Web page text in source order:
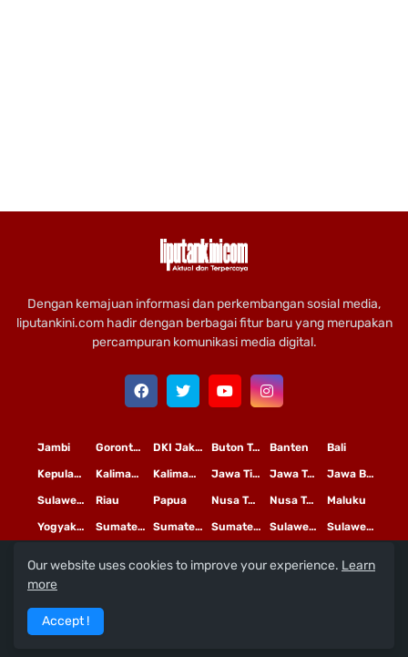
Dengan kemajuan informasi dan perkembangan sosial media,
liputankini.com hadir dengan berbagai fitur baru yang merupakan
percampuran komunikasi media digital.
Bali
Banten
Buton Tengah
DKI Jakarta
Gorontalo
Jambi
Jawa Barat
Jawa Tengah
Jawa Timur
Kalimantan Tengah
Kalimantan Timur
Kepulauan Riau
Maluku
Nusa Tenggara Barat
Nusa Tenggara Timur
Papua
Riau
Sulawesi Selatan
Sulawesi Tengah
Sulawesi Utara
Sumatera Barat
Sumatera Selatan
Sumatera Utara
Yogyakarta
Copyright© 2020 PTLiputan Kini Mediatama
Redaksi Pedoman Media Siber
Our website uses cookies to improve your experience. Learn
more
Accept !